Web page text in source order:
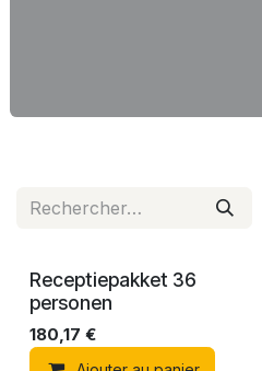
Receptiepakket 36
personen
180,17 €